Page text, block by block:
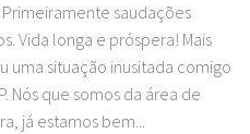
saudações
Vida longa e próspera! Mais
uma situação inusitada comigo
Nós que somos da área de
já estamos bem...